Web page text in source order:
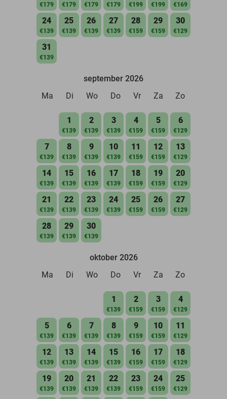
€179 €179 €179 €179 €199 €199 €169
24
€139
25
€139
26
€139
27
€139
28
€159
29
€159
30
€129
31
€139
september 2026
Ma
Di Wo Do Vr Za Zo
1
€139
2
€139
3
€139
4
€159
5
€159
6
€129
7
€139
8
€139
9
€139
10
€139
11
€159
12
€159
13
€129
14
€139
15
€139
16
€139
17
€139
18
€159
19
€159
20
€129
21
€139
22
€139
23
€139
24
€139
25
€159
26
€159
27
€129
28
€139
29
€139
30
€139
oktober 2026
Ma
Di Wo Do Vr Za Zo
1
€139
2
€159
3
€159
4
€129
5
€139
6
€139
7
€139
8
€139
9
€159
10
€159
11
€129
12
€139
13
€139
14
€139
15
€139
16
€159
17
€159
18
€129
19
€139
20
€139
21
€139
22
€139
23
€159
24
€159
25
€129